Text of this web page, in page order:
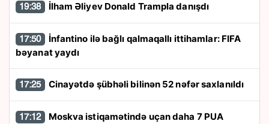
19:38 İlham Əliyev Donald Trampla danışdı
17:50
bəyanat yaydı
17:25 Cinayətdə şübhəli bilinən 52 nəfər saxlanıldı
17:12